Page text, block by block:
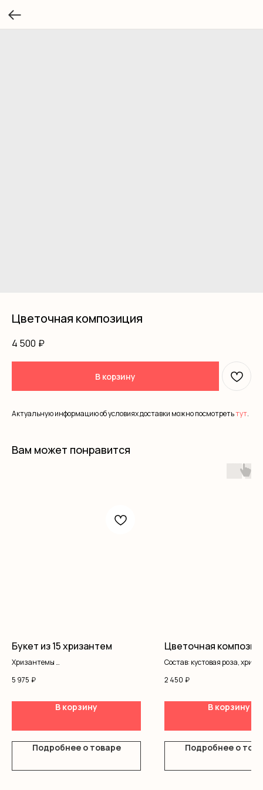
Цветочная композиция
4 500 ₽
В корзину
Актуальную информацию об условиях доставки можно посмотретьтут.
Вам может понравится
Букет из 15 хризантем
Хризантемы
5 975 ₽
В корзину
Подробнее о товаре
Цветочная
Состав: кустовая роза,
2 450 ₽
В корзину
Подробнее о